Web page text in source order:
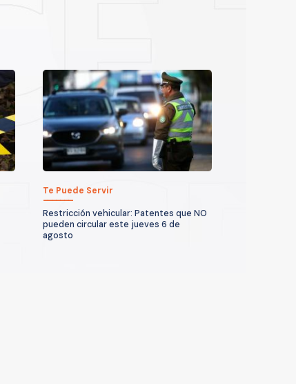
Te Puede Servir
Restricción vehicular: Patentes que NO
pueden circular este jueves 6 de
agosto